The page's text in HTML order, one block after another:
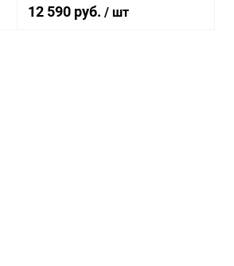
12 590 руб./ шт